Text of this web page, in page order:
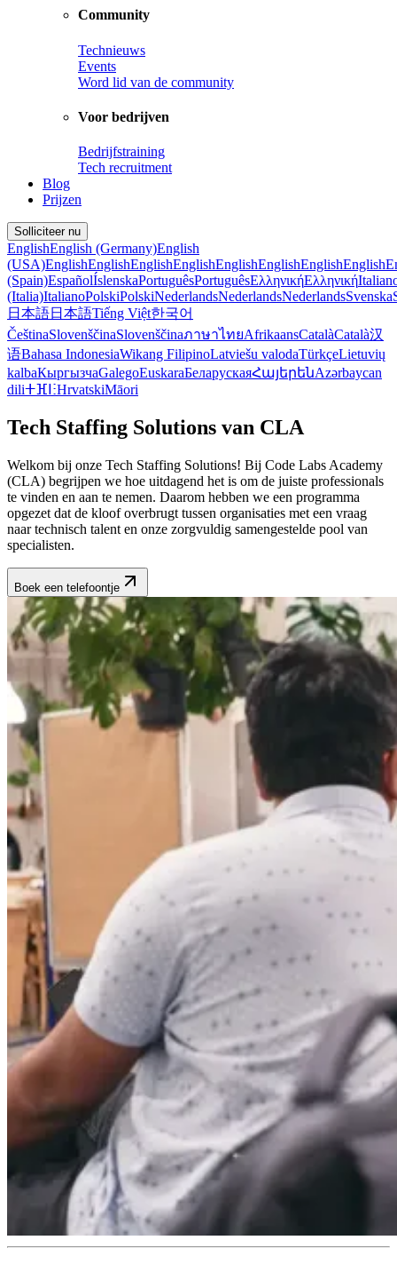
Community
Technieuws
Events
Word lid van de community
Voor bedrijven
Bedrijfstraining
Tech recruitment
Blog
Prijzen
Solliciteer nu
EnglishEnglish (Germany)English
(USA)EnglishEnglishEnglishEnglishEnglishEnglishEnglishEnglish
(Spain)EspañolÍslenskaPortuguêsPortuguêsΕλληνικήΕλληνική
(Italia)ItalianoPolskiPolskiNederlandsNederlandsNederlandsSvenska
日本語日本語Tiếng Việt한국어
ČeštinaSlovenščinaSlovenščinaภาษาไทยAfrikaansCatalàCatalà汉
语Bahasa IndonesiaWikang FilipinoLatviešu valodaTürkçeLietuvių
kalbaКыргызчаGalegoEuskaraБеларускаяՀայերենAzərbaycan
diliⵜⴼⵏⵗHrvatskiMāori
Tech Staffing Solutions van CLA
Welkom bij onze Tech Staffing Solutions! Bij Code Labs Academy
(CLA) begrijpen we hoe uitdagend het is om de juiste professionals
te vinden en aan te nemen. Daarom hebben we een programma
opgezet dat de kloof overbrugt tussen organisaties met een vraag
naar technisch talent en onze zorgvuldig samengestelde pool van
specialisten.
Boek een telefoontje